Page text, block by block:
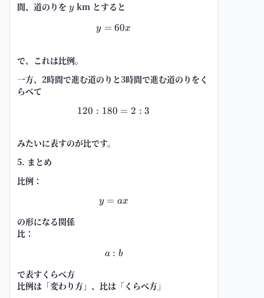
間、道のりを y
ykm とすると
y=60x
y = 60x
で、これは比例。
一方、2時間で進む道のりと3時間で進む道のりをく
らべて
120:180=2:3
120 : 180 = 2 : 3
みたいに表すのが比です。
5. まとめ
比例：
y=ax
y = ax
の形になる関係
比：
a:b
a : b
で表すくらべ方
比例は「変わり方」、比は「くらべ方」